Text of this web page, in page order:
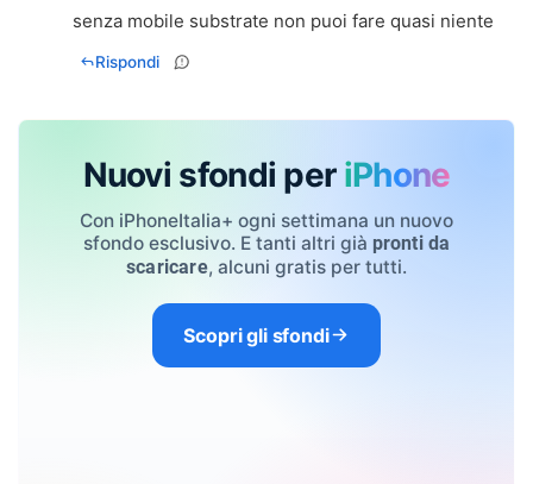
senza mobile substrate non puoi fare quasi niente
Rispondi
Nuovi sfondi per iPhone
Con iPhoneItalia+ ogni settimana un nuovo
sfondo esclusivo. E tanti altri già pronti da
scaricare, alcuni gratis per tutti.
Scopri gli sfondi